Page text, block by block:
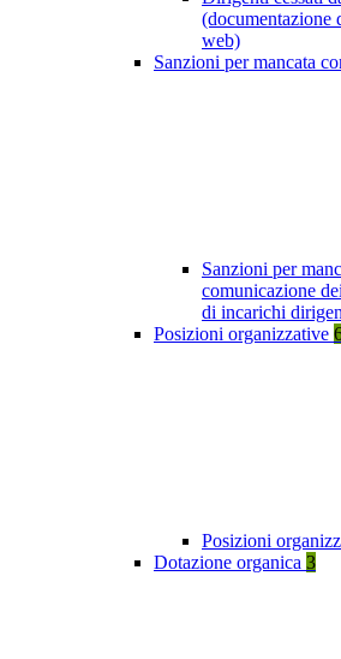
(documentazione
web)
Sanzioni per mancata
Sanzioni per
comunicazione
di incarichi
Posizioni organizzative
Posizioni
Dotazione organica 3